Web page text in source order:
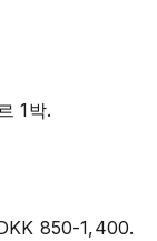
1박.
850-1,400.